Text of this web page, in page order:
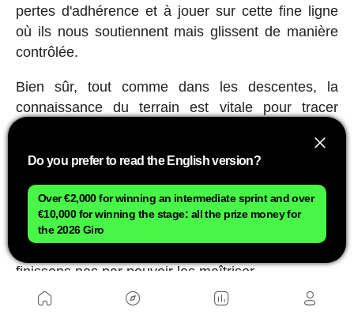
pertes d'adhérence et à jouer sur cette fine ligne
où ils nous soutiennent mais glissent de manière
contrôlée.
Bien sûr, tout comme dans les descentes, la
connaissance du terrain est vitale pour tracer
être confrontés à des surprises, nous finissons par
apprendre comment tracer les ronds-points en
fonction de la sortie que nous allons prendre, ou
comment profiter de la largeur de la rue dans un
virage à 90° en ville car la variété de situations que
finissons pas par pouvoir les maîtriser.
Do you prefer to read the English version?
Over €2,000 for winning an intermediate sprint and over
€10,000 for winning the stage: all the prize money for
the 2026 Giro